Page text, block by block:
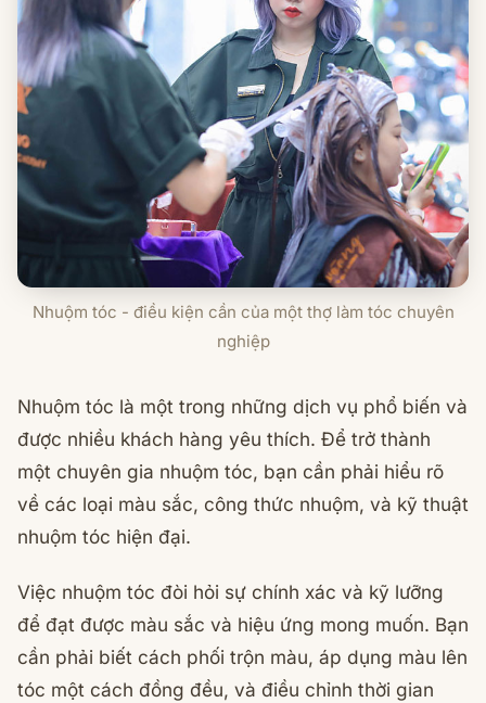
Nhuộm tóc - điều kiện cần của một thợ làm tóc chuyên
nghiệp
Nhuộm tóc là một trong những dịch vụ phổ biến và
được nhiều khách hàng yêu thích. Để trở thành
một chuyên gia nhuộm tóc, bạn cần phải hiểu rõ
về các loại màu sắc, công thức nhuộm, và kỹ thuật
nhuộm tóc hiện đại.
Việc nhuộm tóc đòi hỏi sự chính xác và kỹ lưỡng
để đạt được màu sắc và hiệu ứng mong muốn. Bạn
cần phải biết cách phối trộn màu, áp dụng màu lên
tóc một cách đồng đều, và điều chỉnh thời gian